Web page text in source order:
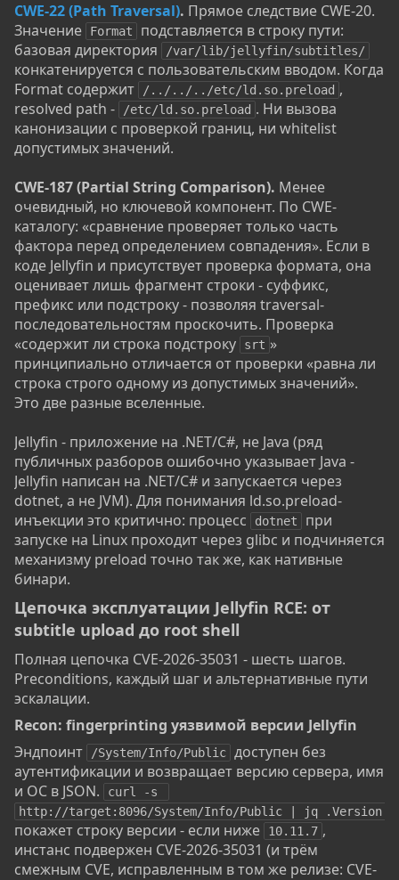
CWE-22 (Path Traversal). Прямое следствие CWE-20.
Значение
Format
подставляется в строку пути:
базовая директория
/var/lib/jellyfin/subtitles/
конкатенируется с пользовательским вводом. Когда
Format содержит
/../../../etc/ld.so.preload ,
resolved path -
/etc/ld.so.preload . Ни вызова
канонизации с проверкой границ, ни whitelist
допустимых значений.
CWE-187 (Partial String Comparison). Менее
очевидный, но ключевой компонент. По CWE-
каталогу: «сравнение проверяет только часть
фактора перед определением совпадения». Если в
коде Jellyfin и присутствует проверка формата, она
оценивает лишь фрагмент строки - суффикс,
префикс или подстроку - позволяя traversal-
последовательностям проскочить. Проверка
«содержит ли строка подстроку
srt »
принципиально отличается от проверки «равна ли
строка строго одному из допустимых значений».
Это две разные вселенные.
Jellyfin - приложение на .NET/C#, не Java (ряд
публичных разборов ошибочно указывает Java -
Jellyfin написан на .NET/C# и запускается через
dotnet, а не JVM). Для понимания ld.so.preload-
инъекции это критично: процесс
dotnet
при
запуске на Linux проходит через glibc и подчиняется
механизму preload точно так же, как нативные
бинари.
Цепочка эксплуатации Jellyfin RCE: от
subtitle upload до root shell​
Полная цепочка CVE-2026-35031 - шесть шагов.
Preconditions, каждый шаг и альтернативные пути
эскалации.
Recon: fingerprinting уязвимой версии Jellyfin​
Эндпоинт
/System/Info/Public доступен без
аутентификации и возвращает версию сервера, имя
и ОС в JSON.
curl -s
http://target:8096/System/Info/Public | jq .Version
покажет строку версии - если ниже 10.11.7 ,
инстанс подвержен CVE-2026-35031 (и трём
смежным CVE, исправленным в том же релизе: CVE-